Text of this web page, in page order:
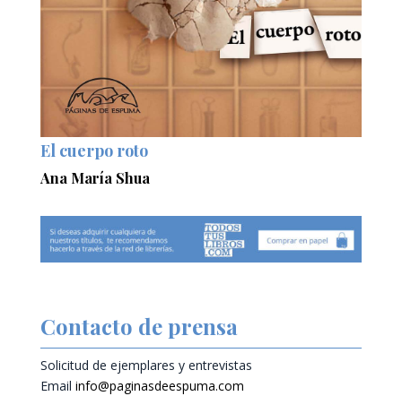
El cuerpo roto
Ana María Shua
Contacto de prensa
Solicitud de ejemplares y entrevistas
Email info@paginasdeespuma.com